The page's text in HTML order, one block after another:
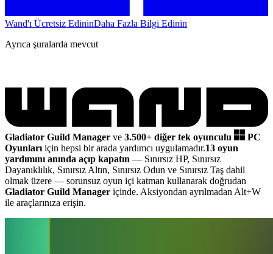
Wand'ı Ücretsiz EdininDaha Fazla Bilgi Edinin
Ayrıca şuralarda mevcut
Gladiator Guild Manager ve 3.500+ diğer tek oyunculu
PC
Oyunları için hepsi bir arada yardımcı uygulamadır.13 oyun
yardımını anında açıp kapatın — Sınırsız HP, Sınırsız
Dayanıklılık, Sınırsız Altın, Sınırsız Odun ve Sınırsız Taş dahil
olmak üzere — sorunsuz oyun içi katman kullanarak doğrudan
Gladiator Guild Manager içinde. Aksiyondan ayrılmadan Alt+W
ile araçlarınıza erişin.